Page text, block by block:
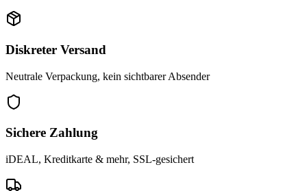
Diskreter Versand
Neutrale Verpackung, kein sichtbarer Absender
Sichere Zahlung
iDEAL, Kreditkarte & mehr, SSL-gesichert